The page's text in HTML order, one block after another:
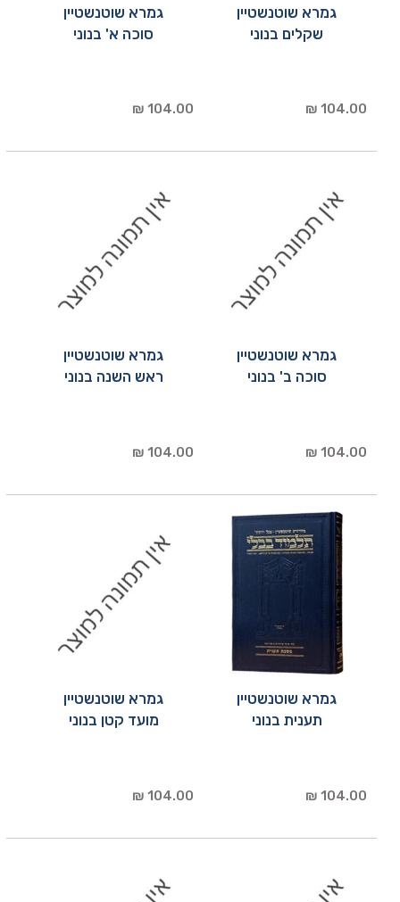
גמרא שוטנשטיין
שקלים בנוני
104.00 ₪
גמרא שוטנשטיין
סוכה א' בנוני
104.00 ₪
גמרא שוטנשטיין
סוכה ב' בנוני
104.00 ₪
גמרא שוטנשטיין
ראש השנה בנוני
104.00 ₪
גמרא שוטנשטיין
תענית בנוני
104.00 ₪
גמרא שוטנשטיין
מועד קטן בנוני
104.00 ₪